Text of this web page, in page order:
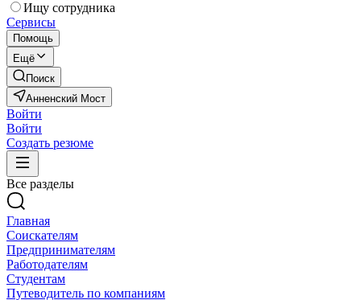
Ищу сотрудника
Сервисы
Помощь
Ещё
Поиск
Анненский Мост
Войти
Войти
Создать резюме
Все разделы
Главная
Соискателям
Предпринимателям
Работодателям
Студентам
Путеводитель по компаниям